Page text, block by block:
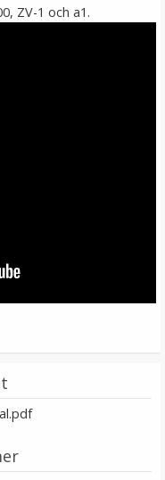
ZV-1 och a1.